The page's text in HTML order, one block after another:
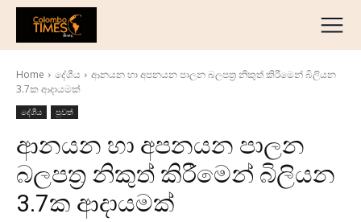
දේශීය
ජාත්‍යන්තර
ව්‍යාපාරික
හෝටල් සහ සංචාරක
ක්‍රීඩා
English
Home දේශීය
ආනයන හා අපනයන පාලන බලපත්‍ර නිකුත් කිරීමෙන් බිලියන
3.7ක ආදායමක්
දේශීය පුවත්
ආනයන හා අපනයන පාලන
බලපත්‍ර නිකුත් කිරීමෙන් බිලියන
3.7ක ආදායමක්